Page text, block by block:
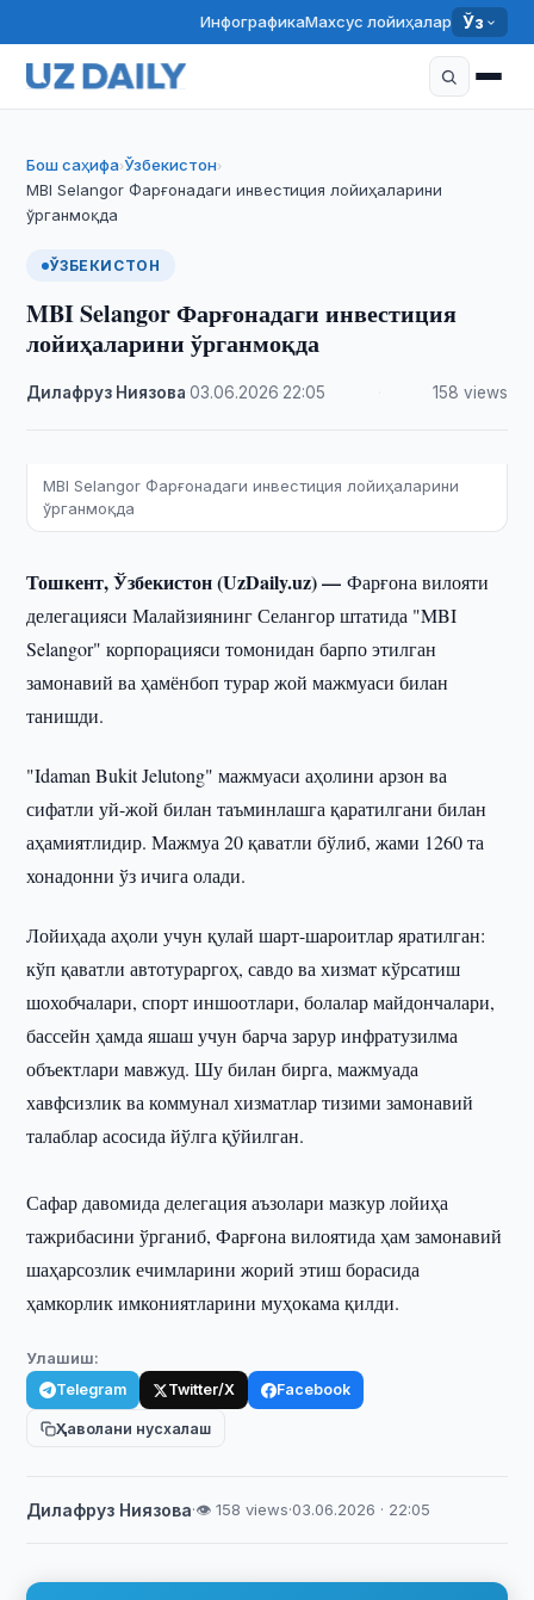
ИнфографикаМахсус лойиҳалар Ўз
Бош саҳифа›Ўзбекистон›
MBI Selangor Фарғонадаги инвестиция лойиҳаларини
ўрганмоқда
ЎЗБЕКИСТОН
MBI Selangor Фарғонадаги инвестиция
лойиҳаларини ўрганмоқда
Дилафруз Ниязова ·03.06.2026 22:05 158 views
MBI Selangor Фарғонадаги инвестиция лойиҳаларини
ўрганмоқда
Тошкент, Ўзбекистон (UzDaily.uz) —Фарғона вилояти
делегацияси Малайзиянинг Селангор штатида "MBI
Selangor" корпорацияси томонидан барпо этилган
замонавий ва ҳамёнбоп турар жой мажмуаси билан
танишди.
"Idaman Bukit Jelutong" мажмуаси аҳолини арзон ва
сифатли уй-жой билан таъминлашга қаратилгани билан
аҳамиятлидир. Мажмуа 20 қаватли бўлиб, жами 1260 та
хонадонни ўз ичига олади.
Лойиҳада аҳоли учун қулай шарт-шароитлар яратилган:
кўп қаватли автотураргоҳ, савдо ва хизмат кўрсатиш
шохобчалари, спорт иншоотлари, болалар майдончалари,
бассейн ҳамда яшаш учун барча зарур инфратузилма
объектлари мавжуд. Шу билан бирга, мажмуада
хавфсизлик ва коммунал хизматлар тизими замонавий
талаблар асосида йўлга қўйилган.
Сафар давомида делегация аъзолари мазкур лойиҳа
тажрибасини ўрганиб, Фарғона вилоятида ҳам замонавий
шаҳарсозлик ечимларини жорий этиш борасида
ҳамкорлик имкониятларини муҳокама қилди.
Улашиш:
Telegram Twitter/X Facebook
Ҳаволани нусхалаш
Дилафруз Ниязова·👁 158 views·03.06.2026 · 22:05